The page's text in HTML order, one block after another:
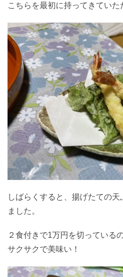
こちらを最初に持ってきていた
しばらくすると、揚げたての
ました。
２食付きで1万円を切っている
サクサクで美味い！